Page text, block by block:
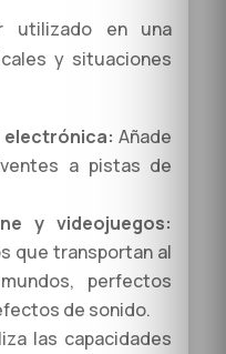
utilizado en una
y situaciones
electrónica: Añade
a pistas de
y videojuegos:
que transportan al
perfectos
de sonido.
las capacidades